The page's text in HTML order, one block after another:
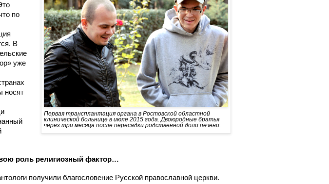
Первая трансплантация органа в Ростовской областной
клинической больнице в июле 2015 года. Двоюродные братья
через три месяца после пересадки родственной доли печени.
по
В
уже
носят
роль религиозный фактор…
получили благословение Русской православной церкви.